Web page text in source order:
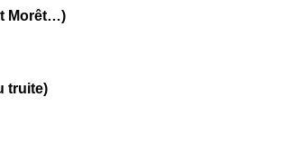
Morêt…)
truite)